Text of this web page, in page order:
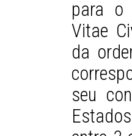
para o
Vitae
da
seu